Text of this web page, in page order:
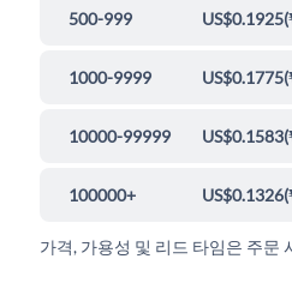
500-999 US$0.1925(
1000-9999 US$0.1775(
10000-99999 US$0.1583(
100000+ US$0.1326(
가격, 가용성 및 리드 타임은 주문